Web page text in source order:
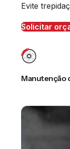
Evite
Solicitar
Manutenção